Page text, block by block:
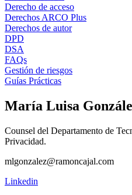
Derecho de acceso
Derechos ARCO Plus
Derechos de autor
DPD
DSA
FAQs
Gestión de riesgos
Guías Prácticas
María Luisa
Counsel del Departamento de
Privacidad.
mlgonzalez@ramoncajal.com
Linkedin